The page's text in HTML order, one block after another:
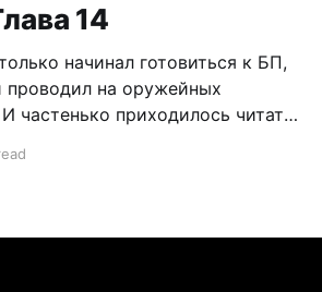
14
начинал готовиться к БП,
проводил на оружейных
частенько приходилось читать
ли это в России. Как
пистолетов